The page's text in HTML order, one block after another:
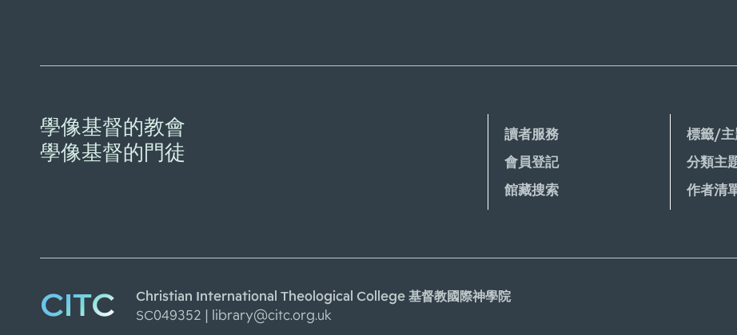
Smothers.
Smothers, Thomas G.
Joshua / Trent C. Butler.